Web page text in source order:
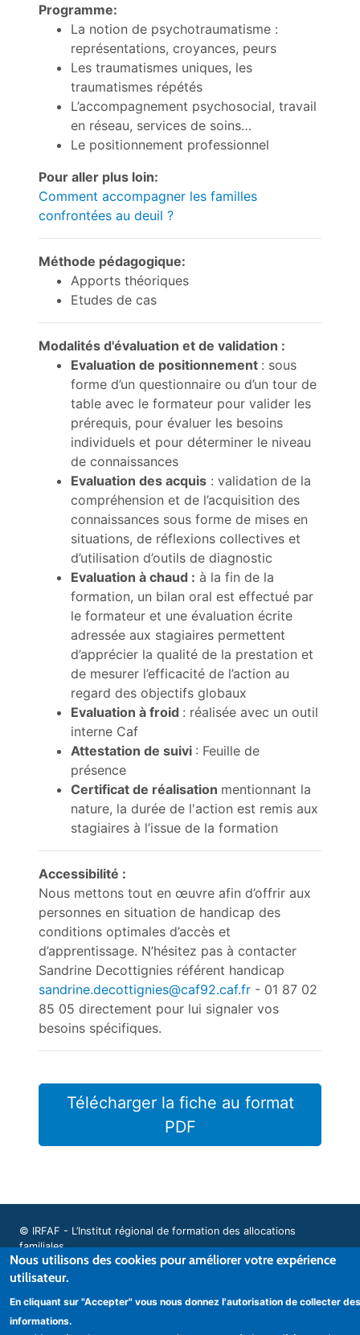
Programme:
La notion de psychotraumatisme :
représentations, croyances, peurs
Les traumatismes uniques, les
traumatismes répétés
L’accompagnement psychosocial, travail
en réseau, services de soins…
Le positionnement professionnel
Pour aller plus loin:
Comment accompagner les familles
confrontées au deuil ?
Méthode pédagogique:
Apports théoriques
Etudes de cas
Modalités d'évaluation et de validation :
Evaluation de positionnement : sous
forme d’un questionnaire ou d’un tour de
table avec le formateur pour valider les
prérequis, pour évaluer les besoins
individuels et pour déterminer le niveau
de connaissances
Evaluation des acquis : validation de la
compréhension et de l’acquisition des
connaissances sous forme de mises en
situations, de réflexions collectives et
d’utilisation d’outils de diagnostic
Evaluation à chaud : à la fin de la
formation, un bilan oral est effectué par
le formateur et une évaluation écrite
adressée aux stagiaires permettent
d’apprécier la qualité de la prestation et
de mesurer l’efficacité de l’action au
regard des objectifs globaux
Evaluation à froid : réalisée avec un outil
interne Caf
Attestation de suivi : Feuille de
présence
Certificat de réalisation mentionnant la
nature, la durée de l'action est remis aux
stagiaires à l’issue de la formation
Accessibilité :
Nous mettons tout en œuvre afin d’offrir aux
personnes en situation de handicap des
conditions optimales d’accès et
d’apprentissage. N’hésitez pas à contacter
Sandrine Decottignies référent handicap
sandrine.decottignies@caf92.caf.fr - 01 87 02
85 05 directement pour lui signaler vos
besoins spécifiques.
Télécharger la fiche au format
PDF
© IRFAF - L’Institut régional de formation des allocations
familiales
Nous utilisons des cookies pour améliorer votre expérience
utilisateur.
En cliquant sur "Accepter" vous nous donnez l'autorisation de collecter des
informations.